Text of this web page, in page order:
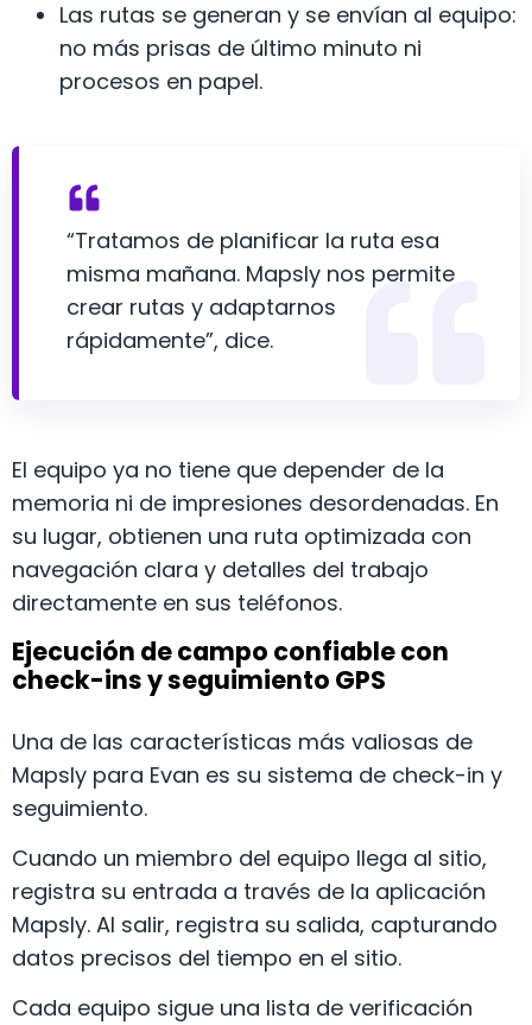
Las rutas se generan y se envían al equipo:
no más prisas de último minuto ni
procesos en papel.
“Tratamos de planificar la ruta esa
misma mañana. Mapsly nos permite
crear rutas y adaptarnos
rápidamente”, dice.
El equipo ya no tiene que depender de la
memoria ni de impresiones desordenadas. En
su lugar, obtienen una ruta optimizada con
navegación clara y detalles del trabajo
directamente en sus teléfonos.
Ejecución de campo confiable con
check-ins y seguimiento GPS
Una de las características más valiosas de
Mapsly para Evan es su sistema de check-in y
seguimiento.
Cuando un miembro del equipo llega al sitio,
registra su entrada a través de la aplicación
Mapsly. Al salir, registra su salida, capturando
datos precisos del tiempo en el sitio.
Cada equipo sigue una lista de verificación